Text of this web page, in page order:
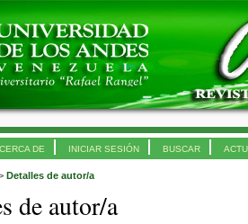
DE INICIAR SESIÓN BUSCAR
Detalles de autor/a
de autor/a